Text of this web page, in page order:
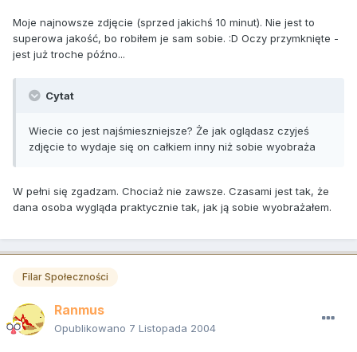
Moje najnowsze zdjęcie (sprzed jakichś 10 minut). Nie jest to
superowa jakość, bo robiłem je sam sobie. :D Oczy przymknięte -
jest już troche późno...
Cytat
Wiecie co jest najśmieszniejsze? Że jak oglądasz czyjeś
zdjęcie to wydaje się on całkiem inny niż sobie wyobraża
W pełni się zgadzam. Chociaż nie zawsze. Czasami jest tak, że
dana osoba wygląda praktycznie tak, jak ją sobie wyobrażałem.
Filar Społeczności
Ranmus
Opublikowano 7 Listopada 2004